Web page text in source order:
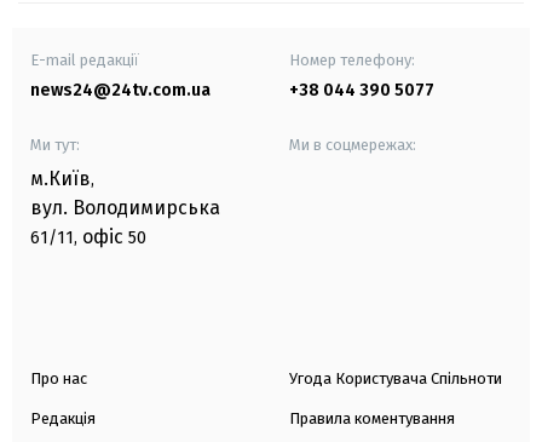
E-mail редакції
news24@24tv.com.ua
Номер телефону:
+38 044 390 5077
Ми тут:
м.Київ,
вул. Володимирська
61/11, офіс 50
Ми в соцмережах:
Про нас
Редакція
Угода Користувача Спільноти
Правила коментування